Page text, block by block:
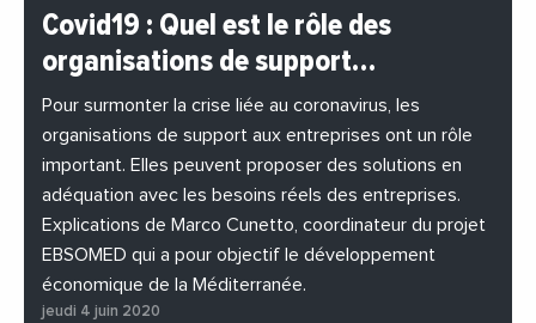
#BuzzNews
#Decideurs
#EchangesMediterraneens
#Economie
#EnDirectDe
#Entreprises
#Institutions
#PhotosEtVideos
Covid19 : Quel est le rôle des
organisations de support…
Pour surmonter la crise liée au coronavirus, les
organisations de support aux entreprises ont un rôle
important. Elles peuvent proposer des solutions en
adéquation avec les besoins réels des entreprises.
Explications de Marco Cunetto, coordinateur du projet
EBSOMED qui a pour objectif le développement
économique de la Méditerranée.
jeudi 4 juin 2020